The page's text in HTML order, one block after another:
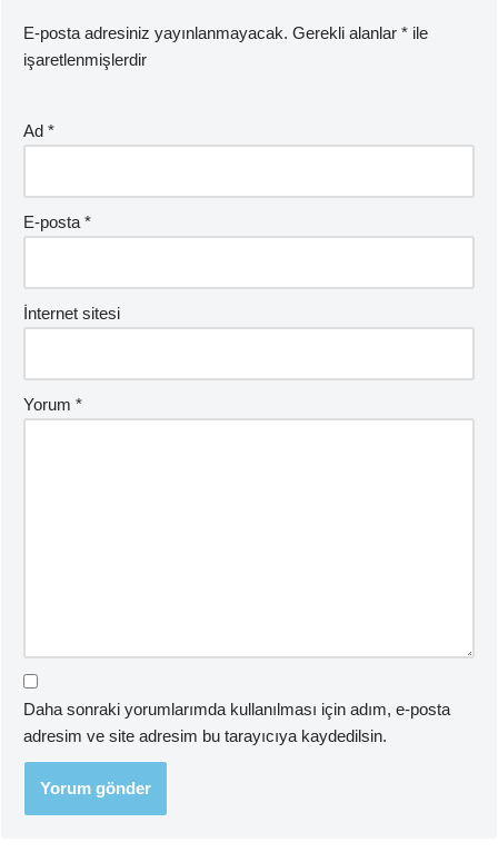
E-posta adresiniz yayınlanmayacak. Gerekli alanlar * ile
işaretlenmişlerdir
Ad *
E-posta *
İnternet sitesi
Yorum *
Daha sonraki yorumlarımda kullanılması için adım, e-posta
adresim ve site adresim bu tarayıcıya kaydedilsin.